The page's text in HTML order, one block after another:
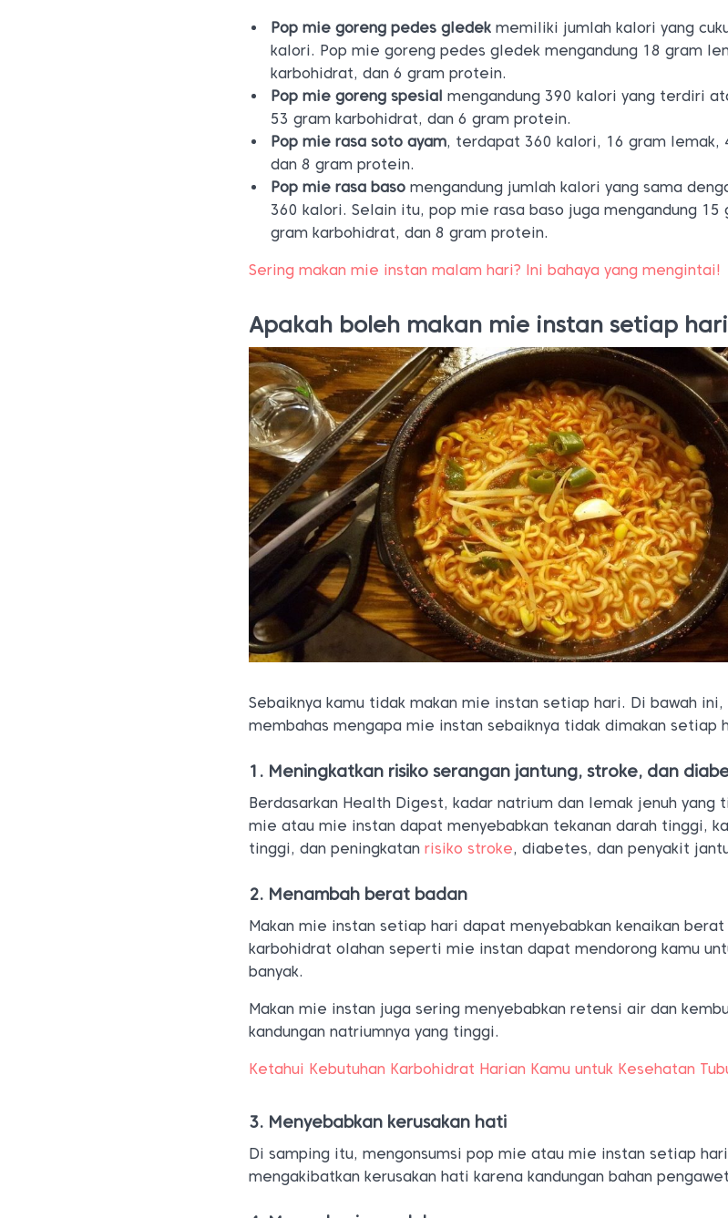
Pop mie goreng pedes gledek memiliki jumlah kalori yang
kalori. Pop mie goreng pedes gledek mengandung 18 gram
karbohidrat, dan 6 gram protein.
Pop mie goreng spesial mengandung 390 kalori yang terdiri
53 gram karbohidrat, dan 6 gram protein.
Pop mie rasa soto ayam, terdapat 360 kalori, 16 gram lemak,
dan 8 gram protein.
Pop mie rasa baso mengandung jumlah kalori yang sama
360 kalori. Selain itu, pop mie rasa baso juga mengandung 15
gram karbohidrat, dan 8 gram protein.
Sering makan mie instan malam hari? Ini bahaya yang mengintai!
Apakah boleh makan mie instan setiap
Sebaiknya kamu tidak makan mie instan setiap hari. Di bawah ini,
membahas mengapa mie instan sebaiknya tidak dimakan setiap
1. Meningkatkan risiko serangan jantung, stroke, dan
Berdasarkan Health Digest, kadar natrium dan lemak jenuh yang
mie atau mie instan dapat menyebabkan tekanan darah tinggi,
tinggi, dan peningkatanrisiko stroke, diabetes, dan penyakit
2. Menambah berat badan
Makan mie instan setiap hari dapat menyebabkan kenaikan berat
karbohidrat olahan seperti mie instan dapat mendorong kamu
banyak.
Makan mie instan juga sering menyebabkan retensi air dan
kandungan natriumnya yang tinggi.
Ketahui Kebutuhan Karbohidrat Harian Kamu untuk Kesehatan
3. Menyebabkan kerusakan hati
Di samping itu, mengonsumsi pop mie atau mie instan setiap
mengakibatkan kerusakan hati karena kandungan bahan